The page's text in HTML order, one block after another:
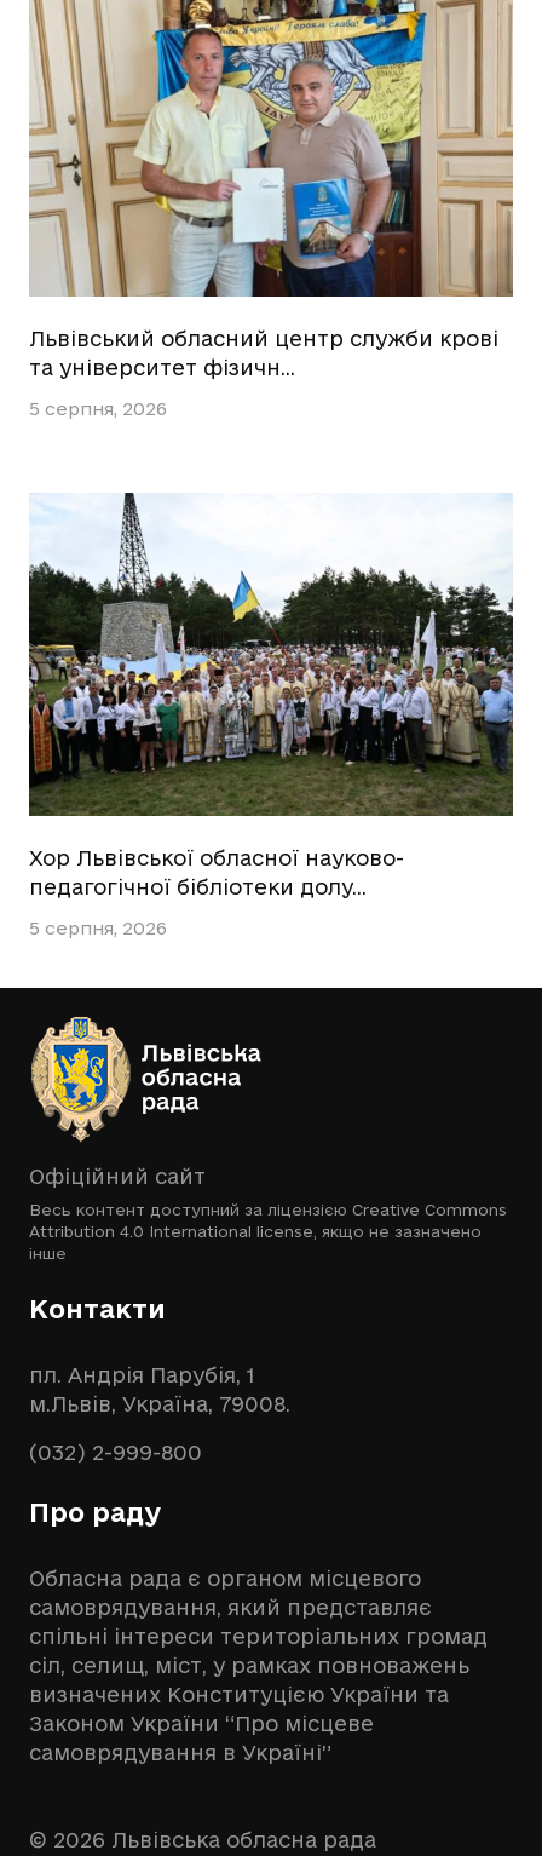
Львівський обласний центр служби крові
та університет фізичн…
5 серпня, 2026
Хор Львівської обласної науково-
педагогічної бібліотеки долу…
5 серпня, 2026
Офіційний сайт
Весь контент доступний за ліцензією Creative Commons
Attribution 4.0 International license , якщо не зазначено
інше
Контакти
пл. Андрія Парубія, 1
м.Львів, Україна, 79008.
(032) 2-999-800
Про раду
Обласна рада є органом місцевого
самоврядування, який представляє
спільні інтереси територіальних громад
сіл, селищ, міст, у рамках повноважень
визначених Конституцією України та
Законом України “Про місцеве
самоврядування в Україні”
© 2026 Львівська обласна рада